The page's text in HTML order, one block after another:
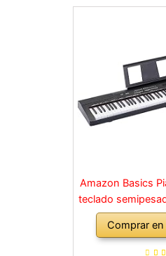
Amazon Basics
teclado
con pedal de
de alimentación,
modo de
Comprar